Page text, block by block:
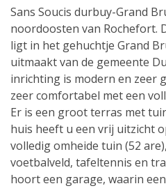
Sans Soucis durbuy-Grand
noordoosten van Rochefort.
ligt in het gehuchtje Grand
uitmaakt van de gemeente
inrichting is modern en zeer
zeer comfortabel met een
Er is een groot terras met
huis heeft u een vrij uitzicht
volledig omheide tuin (52
voetbalveld, tafeltennis en
hoort een garage, waarin